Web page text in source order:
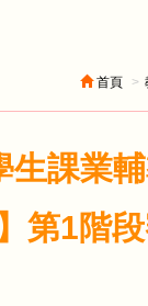
首頁
生課業
第1階